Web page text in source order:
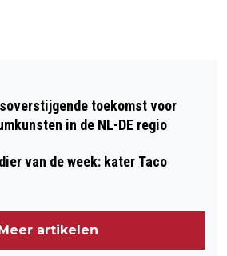
ZET IN OP
ONTMOETING EN
VOOR DEDDE
BELMONTE
toekomst voor
in de NL-DE regio
van de week: kater Taco
artikelen